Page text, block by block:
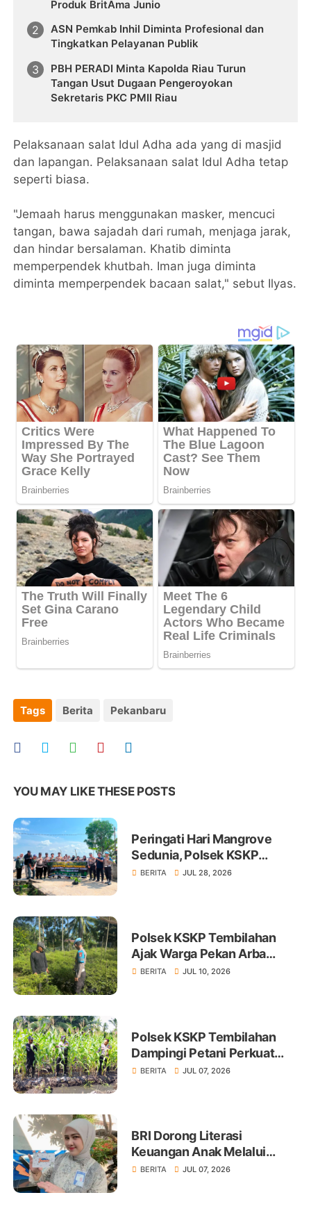
Produk BritAma Junio
ASN Pemkab Inhil Diminta Profesional dan
Tingkatkan Pelayanan Publik
PBH PERADI Minta Kapolda Riau Turun
Tangan Usut Dugaan Pengeroyokan
Sekretaris PKC PMII Riau
Pelaksanaan salat Idul Adha ada yang di masjid
dan lapangan. Pelaksanaan salat Idul Adha tetap
seperti biasa.
"Jemaah harus menggunakan masker, mencuci
tangan, bawa sajadah dari rumah, menjaga jarak,
dan hindar bersalaman. Khatib diminta
memperpendek khutbah. Iman juga diminta
diminta memperpendek bacaan salat," sebut Ilyas.
Tags Berita Pekanbaru
YOU MAY LIKE THESE POSTS
Peringati Hari Mangrove
Sedunia, Polsek KSKP
Tembilahan Tanam 100 Bibit
BERITA JUL 28, 2026
Polsek KSKP Tembilahan
Ajak Warga Pekan Arba
Tanam Cabai Dukung
BERITA JUL 10, 2026
Polsek KSKP Tembilahan
Dampingi Petani Perkuat
Swasembada Pangan
BERITA JUL 07, 2026
BRI Dorong Literasi
Keuangan Anak Melalui
Produk BritAma Junio
BERITA JUL 07, 2026